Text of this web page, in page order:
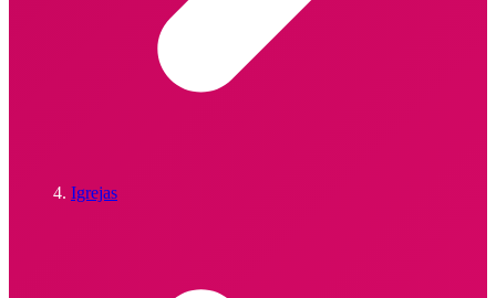
Igrejas